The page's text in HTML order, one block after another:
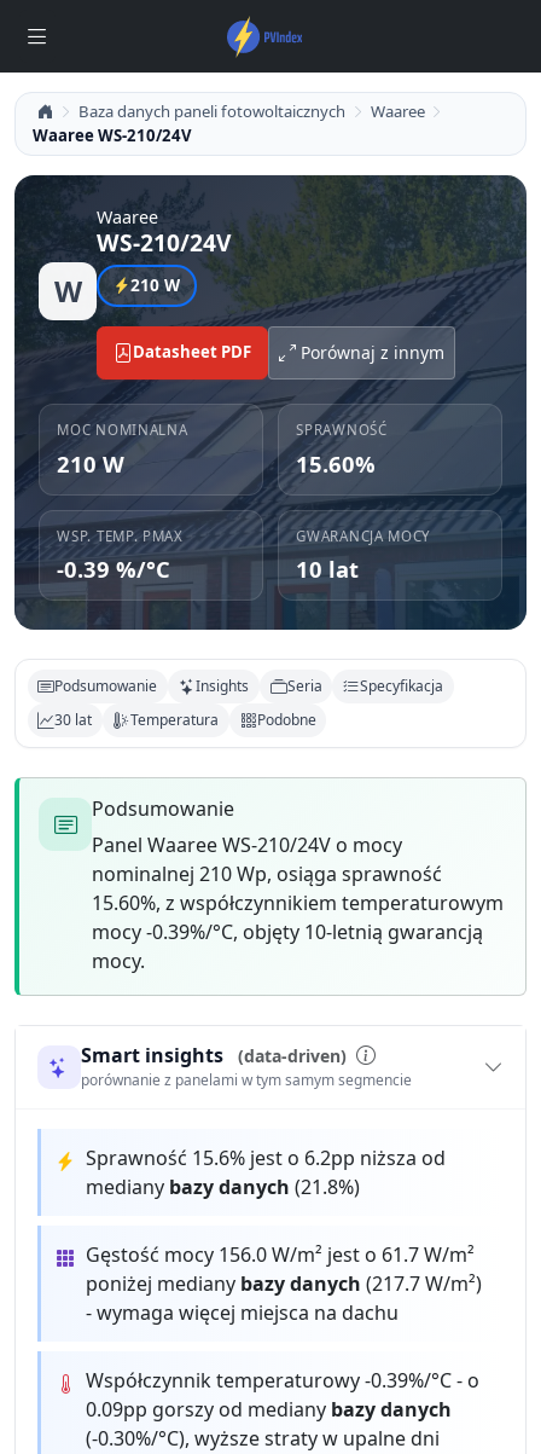
Baza danych paneli fotowoltaicznych
Waaree
Waaree WS-210/24V
W
Waaree
WS-210/24V
210 W
Datasheet PDF Porównaj z innym
MOC NOMINALNA
210 W
SPRAWNOŚĆ
15.60%
WSP. TEMP. PMAX
-0.39 %/°C
GWARANCJA MOCY
10 lat
Podsumowanie Insights Seria
Specyfikacja
30 lat
Temperatura Podobne
Podsumowanie
Panel Waaree WS-210/24V o mocy
nominalnej 210 Wp, osiąga sprawność
15.60%, z współczynnikiem temperaturowym
mocy -0.39%/°C, objęty 10-letnią gwarancją
mocy.
Smart insights (data-driven)
porównanie z panelami w tym samym segmencie
Sprawność 15.6% jest o 6.2pp niższa od
mediany bazy danych (21.8%)
Gęstość mocy 156.0 W/m² jest o 61.7 W/m²
poniżej mediany bazy danych (217.7 W/m²)
- wymaga więcej miejsca na dachu
Współczynnik temperaturowy -0.39%/°C - o
0.09pp gorszy od mediany bazy danych
(-0.30%/°C), wyższe straty w upalne dni